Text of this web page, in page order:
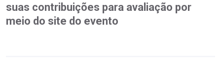
suas contribuições para avaliação por
meio do site do evento